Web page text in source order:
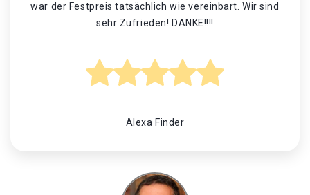
war der Festpreis tatsächlich wie vereinbart. Wir sind
sehr Zufrieden! DANKE!!!!
Alexa Finder